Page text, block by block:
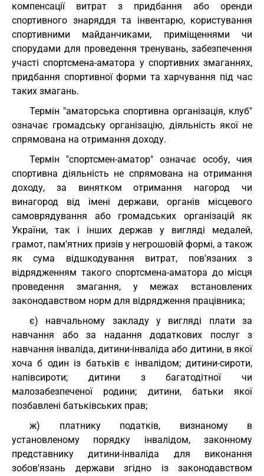
компенсації витрат з придбання або оренди
спортивного знаряддя та інвентарю, користування
спортивними майданчиками, приміщеннями чи
спорудами для проведення тренувань, забезпечення
участі спортсмена-аматора у спортивних змаганнях,
придбання спортивної форми та харчування під час
таких змагань.
Термін "аматорська спортивна організація, клуб"
означає громадську організацію, діяльність якої не
спрямована на отримання доходу.
Термін "спортсмен-аматор" означає особу, чия
спортивна діяльність не спрямована на отримання
доходу, за винятком отримання нагород чи
винагород від імені держави, органів місцевого
самоврядування або громадських організацій як
України, так і інших держав у вигляді медалей,
грамот, пам'ятних призів у негрошовій формі, а також
як сума відшкодування витрат, пов'язаних з
відрядженням такого спортсмена-аматора до місця
проведення змагання, у межах встановлених
законодавством норм для відрядження працівника;
є) навчальному закладу у вигляді плати за
навчання або за надання додаткових послуг з
навчання інваліда, дитини-інваліда або дитини, в якої
хоча б один із батьків є інвалідом; дитини-сироти,
напівсироти; дитини з багатодітної чи
малозабезпеченої родини; дитини, батьки якої
позбавлені батьківських прав;
ж) платнику податків, визнаному в
установленому порядку інвалідом, законному
представнику дитини-інваліда для виконання
зобов'язань держави згідно із законодавством